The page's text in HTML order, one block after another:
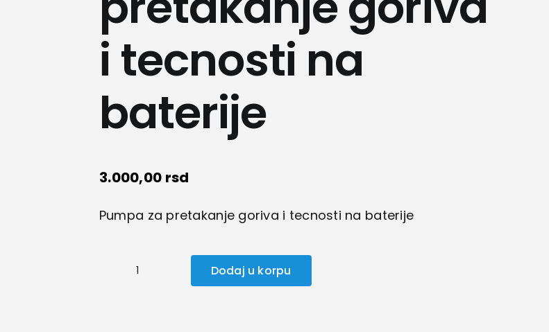
i tecnosti na
baterije
3.000,00 rsd
Pumpa za pretakanje goriva i tecnosti na baterije
Pumpa
Dodaj u korpu